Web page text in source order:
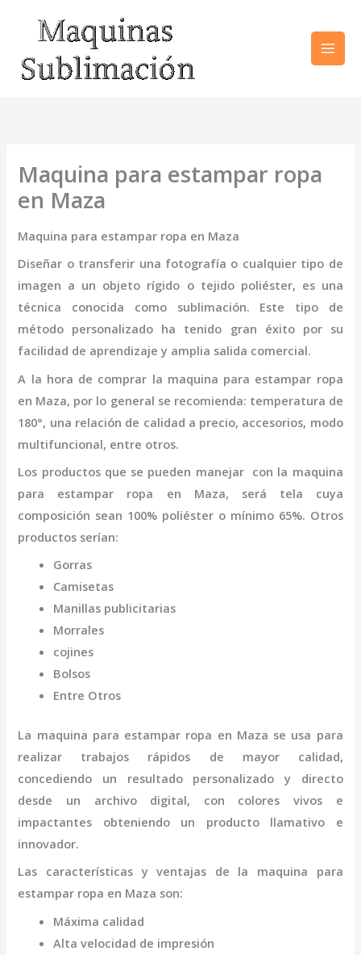
contenido
Maquina para estampar ropa
en Maza
Maquina para estampar ropa en Maza
Diseñar o transferir una fotografía o cualquier tipo de
imagen a un objeto rígido o tejido poliéster, es una
técnica conocida como sublimación. Este tipo de
método personalizado ha tenido gran éxito por su
facilidad de aprendizaje y amplia salida comercial.
A la hora de comprar la maquina para estampar ropa
en Maza, por lo general se recomienda: temperatura de
180°, una relación de calidad a precio, accesorios, modo
multifuncional, entre otros.
Los productos que se pueden manejar con la maquina
para estampar ropa en Maza, será tela cuya
composición sean 100% poliéster o mínimo 65%. Otros
productos serían:
Gorras
Camisetas
Manillas publicitarias
Morrales
cojines
Bolsos
Entre Otros
La maquina para estampar ropa en Maza se usa para
realizar trabajos rápidos de mayor calidad,
concediendo un resultado personalizado y directo
desde un archivo digital, con colores vivos e
impactantes obteniendo un producto llamativo e
innovador.
Las características y ventajas de la maquina para
estampar ropa en Maza son:
Máxima calidad
Alta velocidad de impresión